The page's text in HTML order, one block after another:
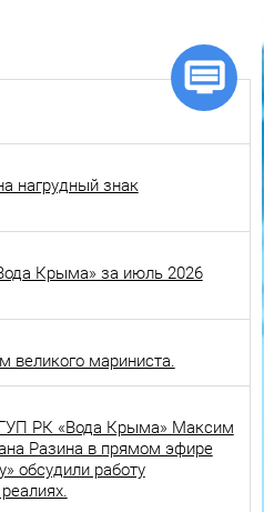
нагрудный знак
Крыма» за июль 2026
великого мариниста.
РК «Вода Крыма» Максим
Разина в прямом эфире
обсудили работу